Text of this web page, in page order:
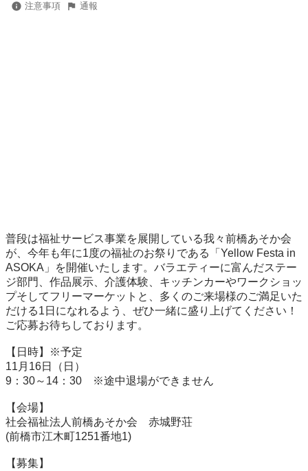
注意事項 通報
普段は福祉サービス事業を展開している我々前橋あそか会
が、今年も年に1度の福祉のお祭りである「Yellow Festa in
ASOKA」を開催いたします。バラエティーに富んだステー
ジ部門、作品展示、介護体験、キッチンカーやワークショッ
プそしてフリーマーケットと、多くのご来場様のご満足いた
だける1日になれるよう、ぜひ一緒に盛り上げてください！
ご応募お待ちしております。
【日時】※予定
11月16日（日）
9：30～14：30　※途中退場ができません
【会場】
社会福祉法人前橋あそか会　赤城野荘
(前橋市江木町1251番地1)
【募集】